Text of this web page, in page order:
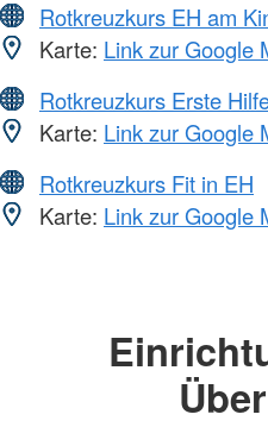
Rotkreuzkurs EH am
Karte: Link zur Google
Rotkreuzkurs Erste
Karte: Link zur Google
Rotkreuzkurs Fit in EH
Karte: Link zur Google